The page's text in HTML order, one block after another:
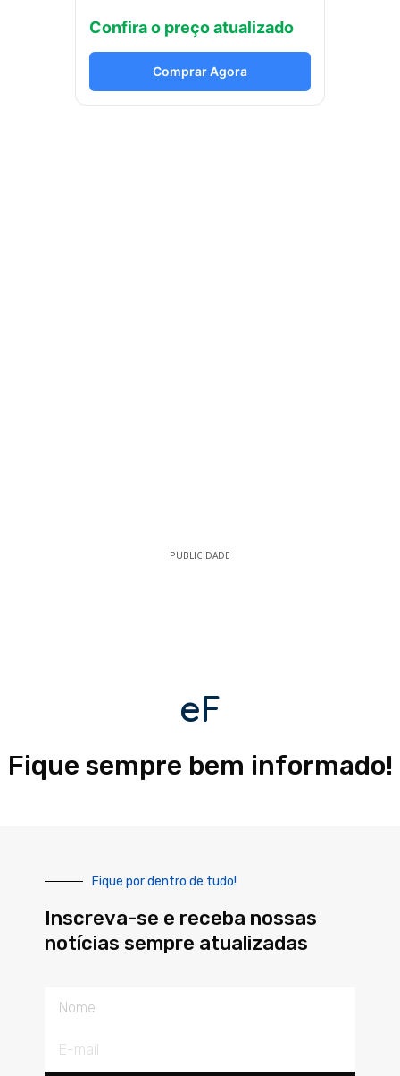
Confira o preço atualizado
Comprar Agora
PUBLICIDADE
eF
Fique sempre bem informado!
Fique por dentro de tudo!
Inscreva-se e receba nossas
notícias sempre atualizadas